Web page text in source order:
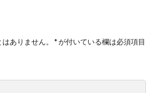
ありません。 *が付いている欄は必須項目